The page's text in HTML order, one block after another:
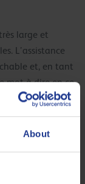
About
large et
L’assistance
et, en tant
mot à dire en ce
de
pour une
pour ce